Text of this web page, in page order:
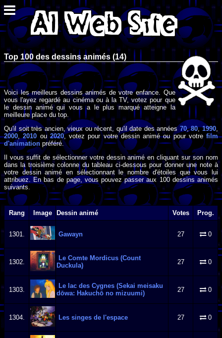
Top 100 des dessins animés (14)
Voici les meilleurs dessins animés de votre enfance. Que
vous l'ayez regardé au cinéma ou à la TV, votez pour que
le dessin animé qui vous a le plus marqué atteigne la
meilleure place du top.
Qu'il soit très ancien, vieux ou récent, qu'il date des années 70,80,1990,
2000,2010 ou2020, votez pour votre dessin animé ou pour votre film
d'animation préféré.
Il vous suffit de sélectionner votre dessin animé en cliquant sur son nom
dans la troisième colonne du tableau ci-dessous pour donner une note à
votre dessin animé en sélectionnant le nombre d'étoiles que vous lui
attribuez. En bas de page, vous pouvez passer aux 100 dessins animés
suivants.
Rang Image Dessin animé Votes Prog.
1301. Gawayn 27 0
1302.
Le Comte Mordicus (Count
Duckula)
27 0
1303.
Le lac des Cygnes (Sekai meisaku
dōwa: Hakuchō no mizuumi)
27 0
1304. Les singes de l'espace 27 0